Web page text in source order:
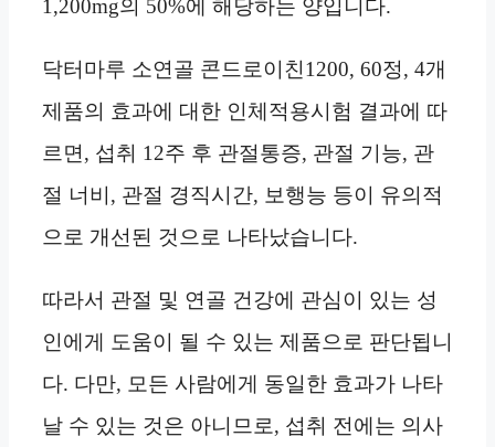
1,200mg의 50%에 해당하는 양입니다.
닥터마루 소연골 콘드로이친1200, 60정, 4개
제품의 효과에 대한 인체적용시험 결과에 따
르면, 섭취 12주 후 관절통증, 관절 기능, 관
절 너비, 관절 경직시간, 보행능 등이 유의적
으로 개선된 것으로 나타났습니다.
따라서 관절 및 연골 건강에 관심이 있는 성
인에게 도움이 될 수 있는 제품으로 판단됩니
다. 다만, 모든 사람에게 동일한 효과가 나타
날 수 있는 것은 아니므로, 섭취 전에는 의사